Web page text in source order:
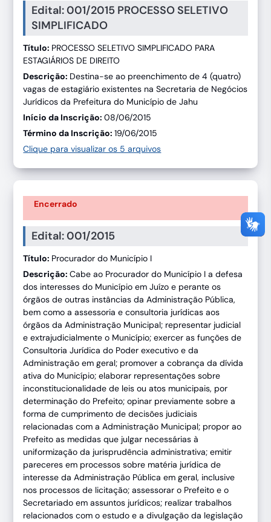
Edital: 001/2015 PROCESSO SELETIVO
SIMPLIFICADO
Título: PROCESSO SELETIVO SIMPLIFICADO PARA
ESTAGIÁRIOS DE DIREITO
Descrição: Destina-se ao preenchimento de 4 (quatro)
vagas de estagiário existentes na Secretaria de Negócios
Jurídicos da Prefeitura do Município de Jahu
Início da Inscrição:08/06/2015
Término da Inscrição:19/06/2015
Clique para visualizar os 5 arquivos
Encerrado
Edital: 001/2015
Título: Procurador do Município I
Descrição:Cabe ao Procurador do Município I a defesa
dos interesses do Município em Juízo e perante os
órgãos de outras instâncias da Administração Pública,
bem como a assessoria e consultoria jurídicas aos
órgãos da Administração Municipal; representar judicial
e extrajudicialmente o Município; exercer as funções de
Consultoria Jurídica do Poder exe‌cutivo e da
Administração em geral; promover a cobrança da dívida
ativa do Município; elaborar representações sobre
inconstitucionalidade de leis ou atos municipais, por
determinação do Prefeito; opinar previamente sobre a
forma de cumprimento de decisões judiciais
relacionadas com a Administração Municipal; propor ao
Prefeito as medidas que julgar necessárias à
uniformização da jurisprudência administrativa; emitir
pareceres em processos sobre matéria jurídica de
interesse da Administração Pública em geral, inclusive
nos processos de licitação; assessorar o Prefeito e o
Secretariado em assuntos jurídicos; realizar trabalhos
relacionados com o estudo e a divulgação da legislação